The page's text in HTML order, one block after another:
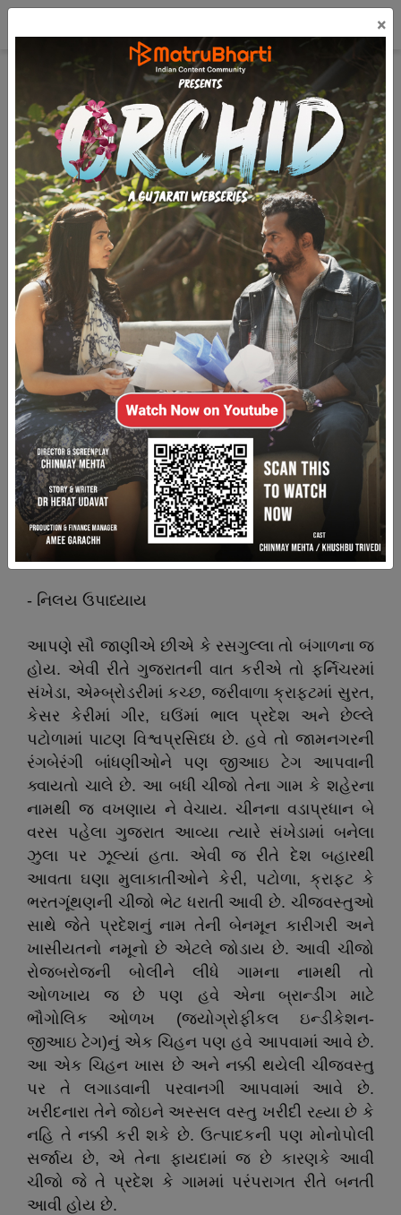
×
Bandhani ho to Jamnagar ki
(27k) 15.9k 6 3.1k
બાંધણી હો તો જામનગર કી ...જીઆઇ ટેગનું રસપ્રદ
વિશ્વ
આ એક ચિહન ખાસ છે અને નક્કી થયેલી ચીજવસ્તુ
પર તે લગાડવાની પરવાનગી આપવામાં આવે છે.
ખરીદનારા તેને જોઇને અસ્સલ વસ્તુ ખરીદી રહ્યા છે કે
નહિ તે નક્કી કરી શકે છે : ગુજરાતમાં કેસર કેરી,
ભાલીયા ઘઉં, જરી ક્રાફ્ટ, સંખેડાનું ફર્નિચર જીઆઇ
ટેગવાળા છે, જામનગરની બાંધણી માટે પણ અરજી
- નિલય ઉપાધ્યાય
આપણે સૌ જાણીએ છીએ કે રસગુલ્લા તો બંગાળના જ
હોય. એવી રીતે ગુજરાતની વાત કરીએ તો ફર્નિચરમાં
સંખેડા, એમ્બ્રોડરીમાં કચ્છ, જરીવાળા ક્રાફ્ટમાં સુરત,
કેસર કેરીમાં ગીર, ઘઉંમાં ભાલ પ્રદેશ અને છેલ્લે
પટોળામાં પાટણ વિશ્વપ્રસિધ્ધ છે. હવે તો જામનગરની
રંગબેરંગી બાંધણીઓને પણ જીઆઇ ટેગ આપવાની
ક્વાયતો ચાલે છે. આ બધી ચીજો તેના ગામ કે શહેરના
નામથી જ વખણાય ને વેચાય. ચીનના વડાપ્રધાન બે
વરસ પહેલા ગુજરાત આવ્યા ત્યારે સંખેડામાં બનેલા
ઝુલા પર ઝૂલ્યાં હતા. એવી જ રીતે દેશ બહારથી
આવતા ઘણા મુલાકાતીઓને કેરી, પટોળા, ક્રાફ્ટ કે
ભરતગૂંથણની ચીજો ભેટ ધરાતી આવી છે. ચીજવસ્તુઓ
સાથે જેતે પ્રદેશનું નામ તેની બેનમૂન કારીગરી અને
ખાસીયતનો નમૂનો છે એટલે જોડાય છે. આવી ચીજો
રોજબરોજની બોલીને લીધે ગામના નામથી તો
ઓળખાય જ છે પણ હવે એના બ્રાન્ડીંગ માટે
ભૌગોલિક ઓળખ (જ્યોગ્રોફીકલ ઇન્ડીકેશન-
જીઆઇ ટેગ)નું એક ચિહન પણ હવે આપવામાં આવે છે.
આ એક ચિહન ખાસ છે અને નક્કી થયેલી ચીજવસ્તુ
પર તે લગાડવાની પરવાનગી આપવામાં આવે છે.
ખરીદનારા તેને જોઇને અસ્સલ વસ્તુ ખરીદી રહ્યા છે કે
નહિ તે નક્કી કરી શકે છે. ઉત્પાદકની પણ મોનોપોલી
સર્જાય છે, એ તેના ફાયદામાં જ છે કારણકે આવી
ચીજો જે તે પ્રદેશ કે ગામમાં પરંપરાગત રીતે બનતી
આવી હોય છે.